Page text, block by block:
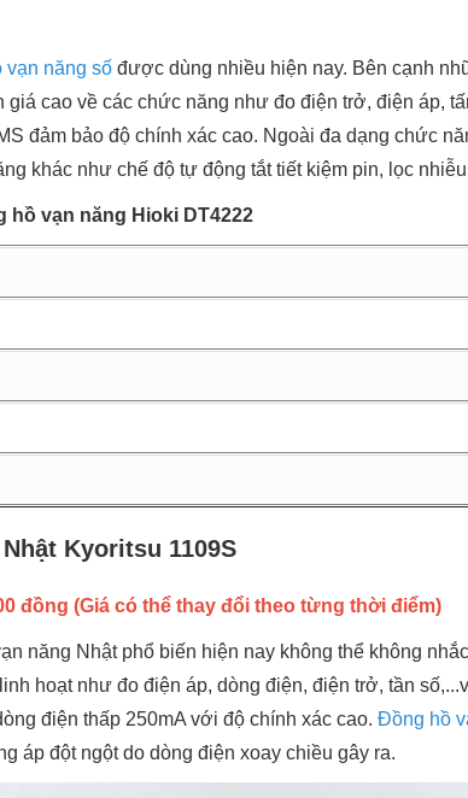
vạn năng số được dùng nhiều hiện nay. Bên cạnh
cao về các chức năng như đo điện trở, điện áp,
đảm bảo độ chính xác cao. Ngoài đa dạng chức
khác như chế độ tự động tắt tiết kiệm pin, lọc
hồ vạn năng Hioki DT4222
Kyoritsu 1109S
đồng (Giá có thể thay đổi theo từng thời điểm)
năng Nhật phổ biến hiện nay không thể không
hoạt như đo điện áp, dòng điện, điện trở, tần
điện thấp 250mA với độ chính xác cao. Đồng hồ
áp đột ngột do dòng điện xoay chiều gây ra.